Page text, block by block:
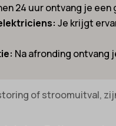
24 uur ontvang je
Je krijgt
Na afronding ontvang
of stroomuitval,
items-colors